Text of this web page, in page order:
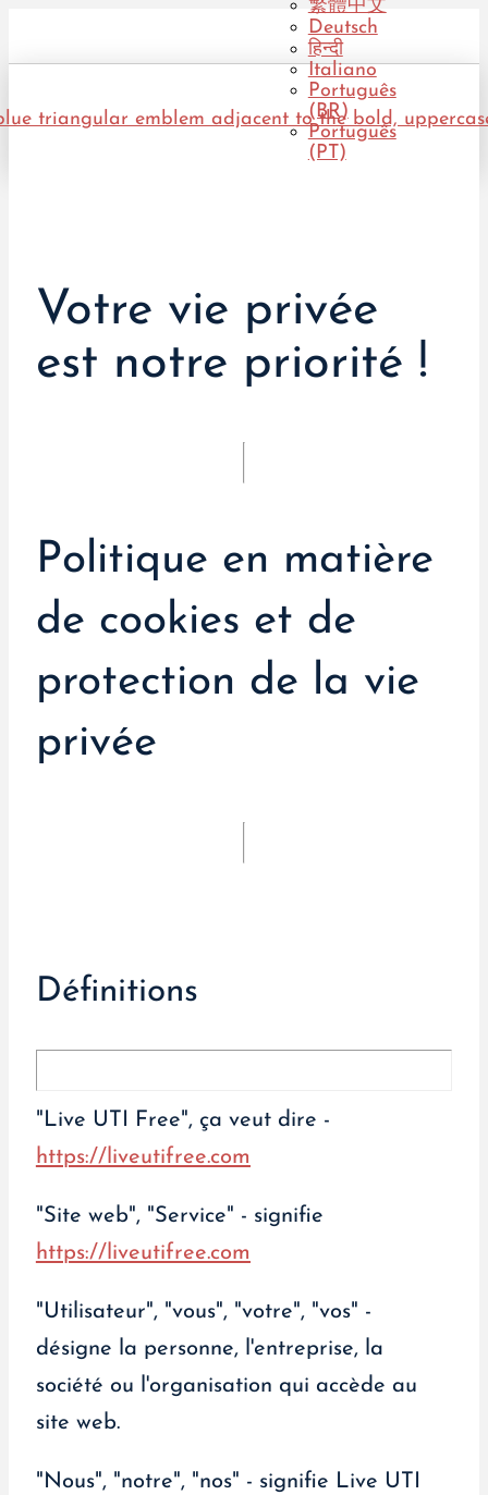
繁體中文
Deutsch
हिन्दी
Italiano
Português
(BR)
Português
(PT)
Votre vie privée
est notre priorité !
Politique en matière
de cookies et de
protection de la vie
privée
Définitions
"Live UTI Free", ça veut dire -
https://liveutifree.com
"Site web", "Service" - signifie
https://liveutifree.com
"Utilisateur", "vous", "votre", "vos" -
désigne la personne, l'entreprise, la
société ou l'organisation qui accède au
site web.
"Nous", "notre", "nos" - signifie Live UTI